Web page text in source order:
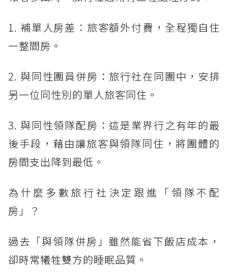
1. 補單人房差：旅客額外付費，全程獨自住
一整間房。
2. 與同性團員併房：旅行社在同團中，安排
另一位同性別的單人旅客同住。
3. 與同性領隊配房：這是業界行之有年的最
後手段，藉由讓旅客與領隊同住，將團體的
房間支出降到最低。
為什麼多數旅行社決定跟進「領隊不配
房」？
過去「與領隊併房」雖然能省下飯店成本，
卻時常犧牲雙方的睡眠品質。